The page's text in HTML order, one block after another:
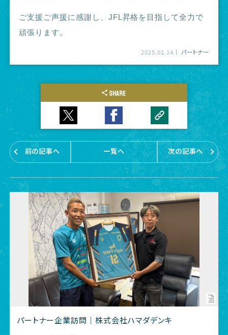
ご支援ご声援に感謝し、JFL昇格を目指して全力で
頑張ります。
2025.02.14 パートナー
SHARE
前の記事へ 一覧へ 次の記事へ
パートナー企業訪問｜株式会社ハマダデンキ